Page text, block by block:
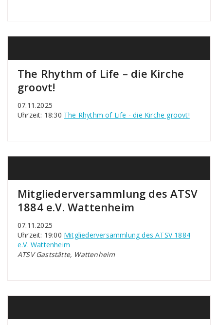
The Rhythm of Life – die Kirche
groovt!
07.11.2025
Uhrzeit: 18:30 The Rhythm of Life - die Kirche groovt!
Mitgliederversammlung des ATSV
1884 e.V. Wattenheim
07.11.2025
Uhrzeit: 19:00 Mitgliederversammlung des ATSV 1884
e.V. Wattenheim
ATSV Gaststätte, Wattenheim